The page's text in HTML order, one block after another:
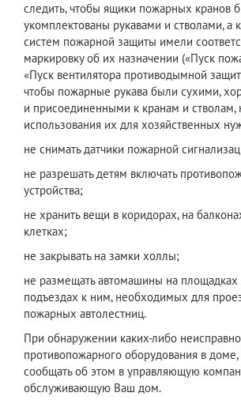
следить, чтобы ящики пожарных кранов
укомплектованы рукавами и стволами, а
систем пожарной защиты имели
маркировку об их назначении («Пуск
«Пуск вентилятора противодымной
чтобы пожарные рукава были сухими,
и присоединенными к кранам и стволам,
использования их для хозяйственных
не снимать датчики пожарной
не разрешать детям включать
устройства;
не хранить вещи в коридорах, на
клетках;
не закрывать на замки холлы;
не размещать автомашины на площадках
подъездах к ним, необходимых для
пожарных автолестниц.
При обнаружении каких-либо
противопожарного оборудования в
сообщать об этом в управляющую
обслуживающую Ваш дом.